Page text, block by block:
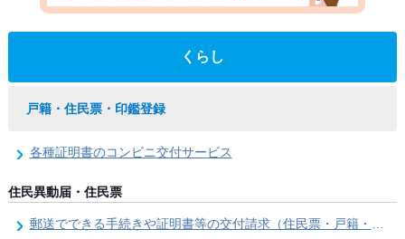
くらし
戸籍・住民票・印鑑登録
各種証明書のコンビニ交付サービス
住民異動届・住民票
郵送でできる手続きや証明書等の交付請求（住民票・戸籍・国民年金関係）